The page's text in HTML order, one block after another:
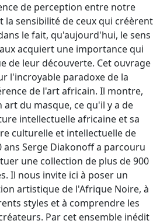
de perception entre notre
la sensibilité de ceux qui créèrent
le fait, qu'aujourd'hui, le sens
acquiert une importance qui
de leur découverte. Cet ouvrage
l'incroyable paradoxe de la
de l'art africain. Il montre,
du masque, ce qu'il y a de
intellectuelle africaine et sa
culturelle et intellectuelle de
Serge Diakonoff a parcouru
une collection de plus de 900
Il nous invite ici à poser un
artistique de l'Afrique Noire, à
styles et à comprendre les
Par cet ensemble inédit